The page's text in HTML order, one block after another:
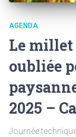
AGENDA
Le millet
oubliée
2025 –
Journée